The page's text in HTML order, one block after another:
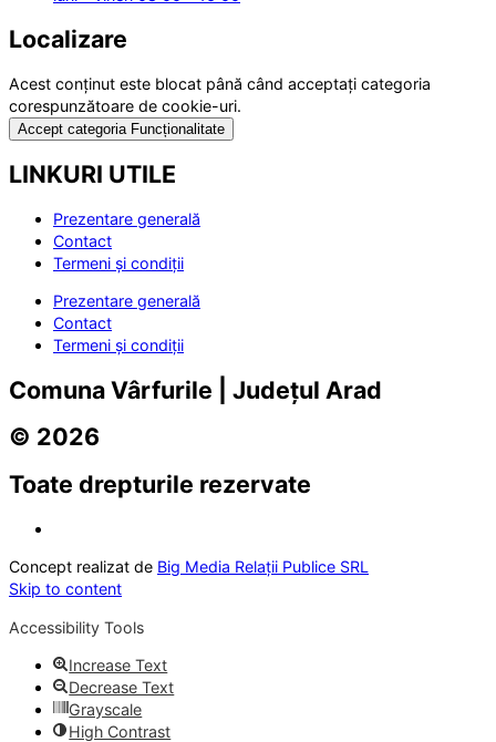
Localizare
Acest conținut este blocat până când acceptați categoria
corespunzătoare de cookie-uri.
Accept categoria Funcționalitate
LINKURI UTILE
Prezentare generală
Contact
Termeni și condiții
Prezentare generală
Contact
Termeni și condiții
Comuna Vârfurile | Județul Arad
© 2026
Toate drepturile rezervate
Concept realizat de Big Media Relații Publice SRL
Skip to content
Accessibility Tools
Increase Text
Decrease Text
Grayscale
High Contrast